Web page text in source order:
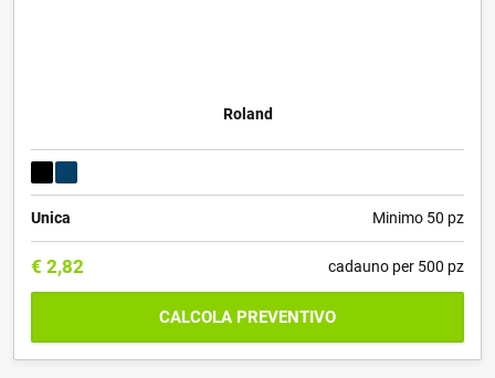
Roland
Unica Minimo 50 pz
€ 2,82 cadauno per 500 pz
CALCOLA PREVENTIVO